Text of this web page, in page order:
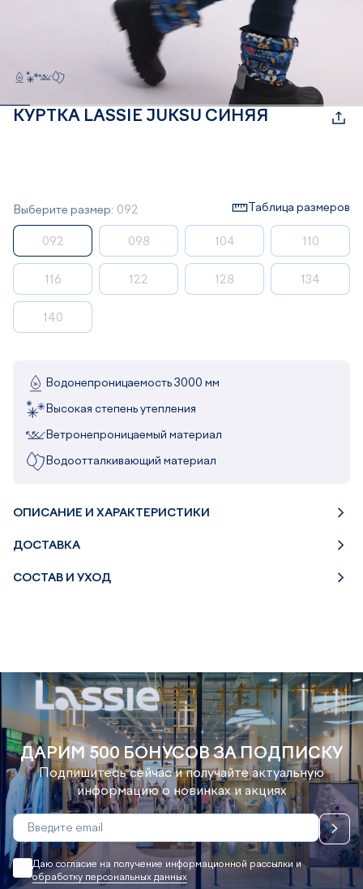
КУРТКА LASSIE JUKSU СИНЯЯ
Выберите размер: 092 Таблица размеров
092 098 104 110
116 122 128 134
140
Водонепроницаемость 3000 мм
Высокая степень утепления
Ветронепроницаемый материал
Водоотталкивающий материал
ОПИСАНИЕ И ХАРАКТЕРИСТИКИ
ДОСТАВКА
СОСТАВ И УХОД
ДАРИМ 500 БОНУСОВ ЗА ПОДПИСКУ
Подпишитесь сейчас и получайте актуальную
информацию о новинках и акциях
Даю согласие на получение информационной рассылки и
обработку персональных данных